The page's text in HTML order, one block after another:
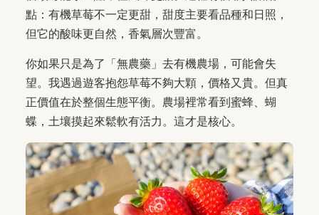
點：有機草莓不一定更甜，甜度主要看品種和日照，
但它的酸味更自然，香氣層次豐富。
你如果只是為了「無農藥」去有機農場，可能會失
望。我遇過遊客抱怨草莓不夠大顆，價格又貴。但真
正價值在於整個生態平衡。農場裡常看到蜜蜂、蝴
蝶，土壤摸起來鬆軟有活力。這才是核心。